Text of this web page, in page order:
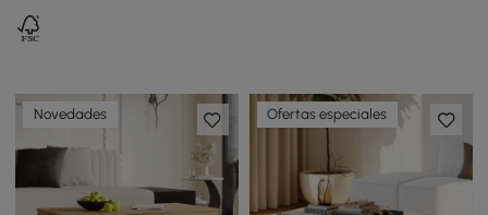
Novedades Ofertas especiales